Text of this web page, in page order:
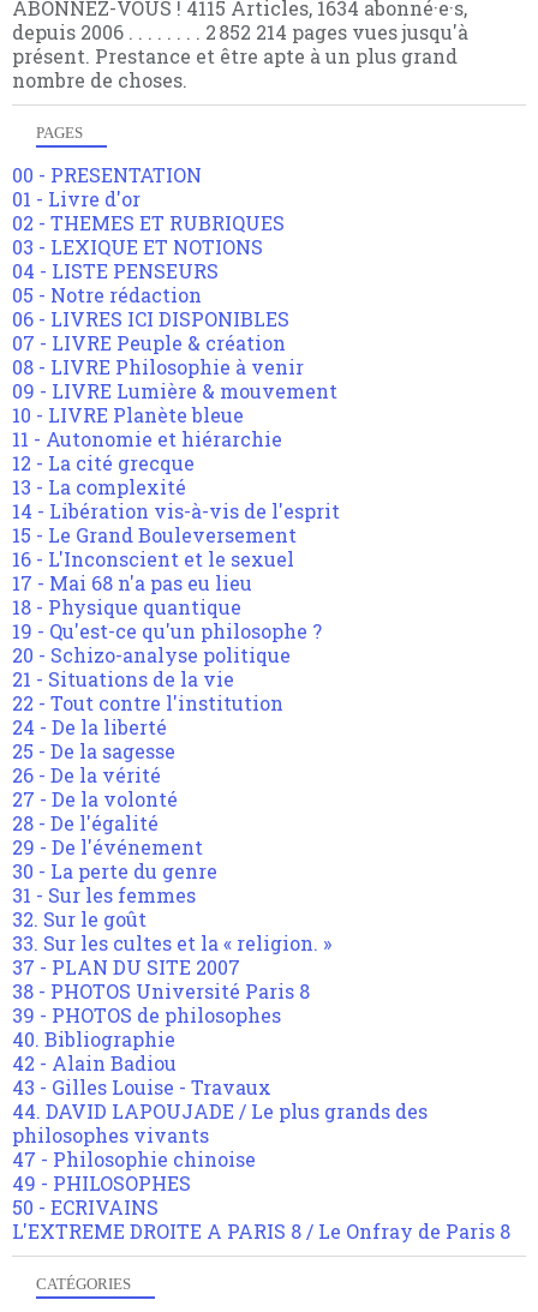
ABONNEZ-VOUS ! 4115 Articles, 1634 abonné·e·s,
depuis 2006 . . . . . . . . 2 852 214 pages vues jusqu'à
présent. Prestance et être apte à un plus grand
nombre de choses.
PAGES
00 - PRESENTATION
01 - Livre d'or
02 - THEMES ET RUBRIQUES
03 - LEXIQUE ET NOTIONS
04 - LISTE PENSEURS
05 - Notre rédaction
06 - LIVRES ICI DISPONIBLES
07 - LIVRE Peuple & création
08 - LIVRE Philosophie à venir
09 - LIVRE Lumière & mouvement
10 - LIVRE Planète bleue
11 - Autonomie et hiérarchie
12 - La cité grecque
13 - La complexité
14 - Libération vis-à-vis de l'esprit
15 - Le Grand Bouleversement
16 - L'Inconscient et le sexuel
17 - Mai 68 n'a pas eu lieu
18 - Physique quantique
19 - Qu'est-ce qu'un philosophe ?
20 - Schizo-analyse politique
21 - Situations de la vie
22 - Tout contre l'institution
24 - De la liberté
25 - De la sagesse
26 - De la vérité
27 - De la volonté
28 - De l'égalité
29 - De l'événement
30 - La perte du genre
31 - Sur les femmes
32. Sur le goût
33. Sur les cultes et la « religion. »
37 - PLAN DU SITE 2007
38 - PHOTOS Université Paris 8
39 - PHOTOS de philosophes
40. Bibliographie
42 - Alain Badiou
43 - Gilles Louise - Travaux
44. DAVID LAPOUJADE / Le plus grands des
philosophes vivants
47 - Philosophie chinoise
49 - PHILOSOPHES
50 - ECRIVAINS
L'EXTREME DROITE A PARIS 8 / Le Onfray de Paris 8
CATÉGORIES